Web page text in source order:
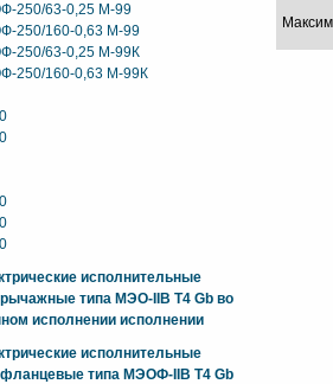
250/63-0,25 М-99
250/160-0,63 М-99
250/63-0,25 М-99К
250/160-0,63 М-99К
исполнительные
типа МЭО-IIB T4 Gb во
исполнении исполнении
исполнительные
типа МЭОФ-IIB T4 Gb